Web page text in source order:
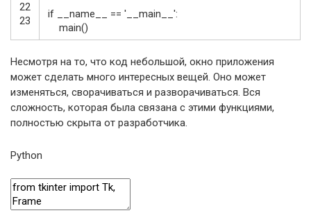
22
23
if __name__ == '__main__':
main()
Несмотря на то, что код небольшой, окно приложения
может сделать много интересных вещей. Оно может
изменяться, сворачиваться и разворачиваться. Вся
сложность, которая была связана с этими функциями,
полностью скрыта от разработчика.
Python